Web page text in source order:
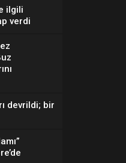
ilgili
verdi
devrildi; bir